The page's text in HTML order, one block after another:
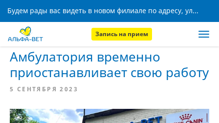
Будем рады вас видеть в новом филиале по адресу, ул. Кижеватова, 8!
Запись на прием
Главная
Амбулатория временно
приостанавливает свою работу
5 СЕНТЯБРЯ 2023